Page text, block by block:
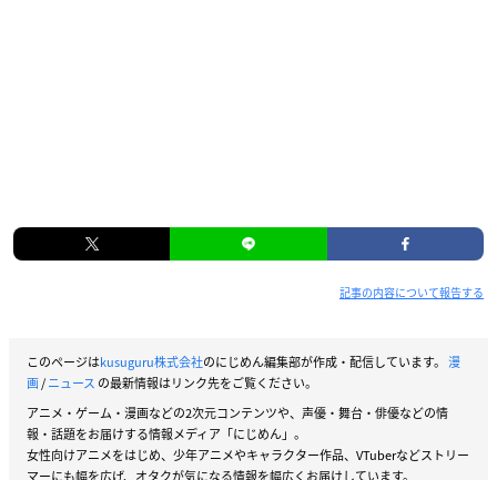
記事の内容について報告する
このページはkusuguru株式会社のにじめん編集部が作成・配信しています。 漫
画/ニュース の最新情報はリンク先をご覧ください。
アニメ・ゲーム・漫画などの2次元コンテンツや、声優・舞台・俳優などの情
報・話題をお届けする情報メディア「にじめん」。
女性向けアニメをはじめ、少年アニメやキャラクター作品、VTuberなどストリー
マーにも幅を広げ、オタクが気になる情報を幅広くお届けしています。